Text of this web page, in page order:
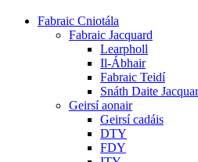
Fabraic Cniotála
Fabraic Jacquard
Learpholl
Il-Ábhair
Fabraic Teidí
Snáth Daite
Geirsí aonair
Geirsí cadáis
DTY
FDY